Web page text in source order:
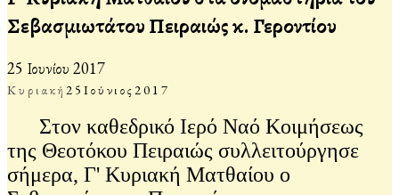
Σεβασμιωτάτου Πειραιώς κ. Γεροντίου
25 Ιουνίου 2017
Κυριακή25 Ιούνιος2017
Στον καθεδρικό Ιερό Ναό Κοιμήσεως
της Θεοτόκου Πειραιώς συλλειτούργησε
σήμερα, Γ' Κυριακή Ματθαίου ο